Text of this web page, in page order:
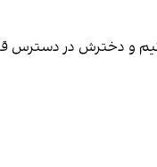
کیم و دخترش در دسترس